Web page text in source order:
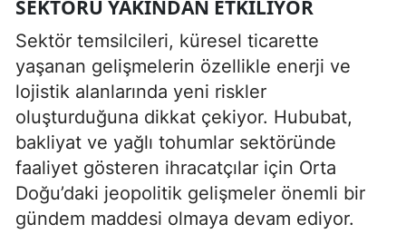
SEKTÖRÜ YAKINDAN ETKILIYOR
Sektör temsilcileri, küresel ticarette
yaşanan gelişmelerin özellikle enerji ve
lojistik alanlarında yeni riskler
oluşturduğuna dikkat çekiyor. Hububat,
bakliyat ve yağlı tohumlar sektöründe
faaliyet gösteren ihracatçılar için Orta
Doğu’daki jeopolitik gelişmeler önemli bir
gündem maddesi olmaya devam ediyor.